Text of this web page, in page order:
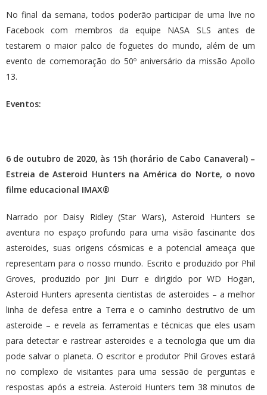
No final da semana, todos poderão participar de uma live no
Facebook com membros da equipe NASA SLS antes de
testarem o maior palco de foguetes do mundo, além de um
evento de comemoração do 50º aniversário da missão Apollo
13.
Eventos:
6 de outubro de 2020, às 15h (horário de Cabo Canaveral) –
Estreia de Asteroid Hunters na América do Norte, o novo
filme educacional IMAX®
Narrado por Daisy Ridley (Star Wars), Asteroid Hunters se
aventura no espaço profundo para uma visão fascinante dos
asteroides, suas origens cósmicas e a potencial ameaça que
representam para o nosso mundo. Escrito e produzido por Phil
Groves, produzido por Jini Durr e dirigido por WD Hogan,
Asteroid Hunters apresenta cientistas de asteroides – a melhor
linha de defesa entre a Terra e o caminho destrutivo de um
asteroide – e revela as ferramentas e técnicas que eles usam
para detectar e rastrear asteroides e a tecnologia que um dia
pode salvar o planeta. O escritor e produtor Phil Groves estará
no complexo de visitantes para uma sessão de perguntas e
respostas após a estreia. Asteroid Hunters tem 38 minutos de